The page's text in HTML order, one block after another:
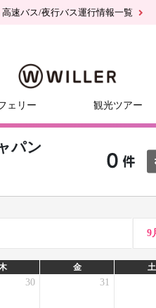
高速バス/夜行バス運行情報一覧
ェリー 観光ツアー
パン
9
金 土
30 31